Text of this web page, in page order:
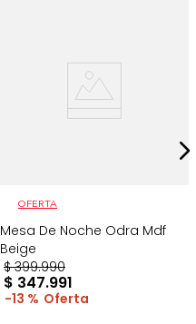
OFERTA
Mesa De Noche Odra Mdf
Beige
$ 399.990
$ 347.991
13 %